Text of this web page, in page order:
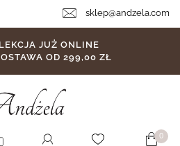
sklep@andzela.com
JUŻ ONLINE
OD 299,00 ZŁ
0